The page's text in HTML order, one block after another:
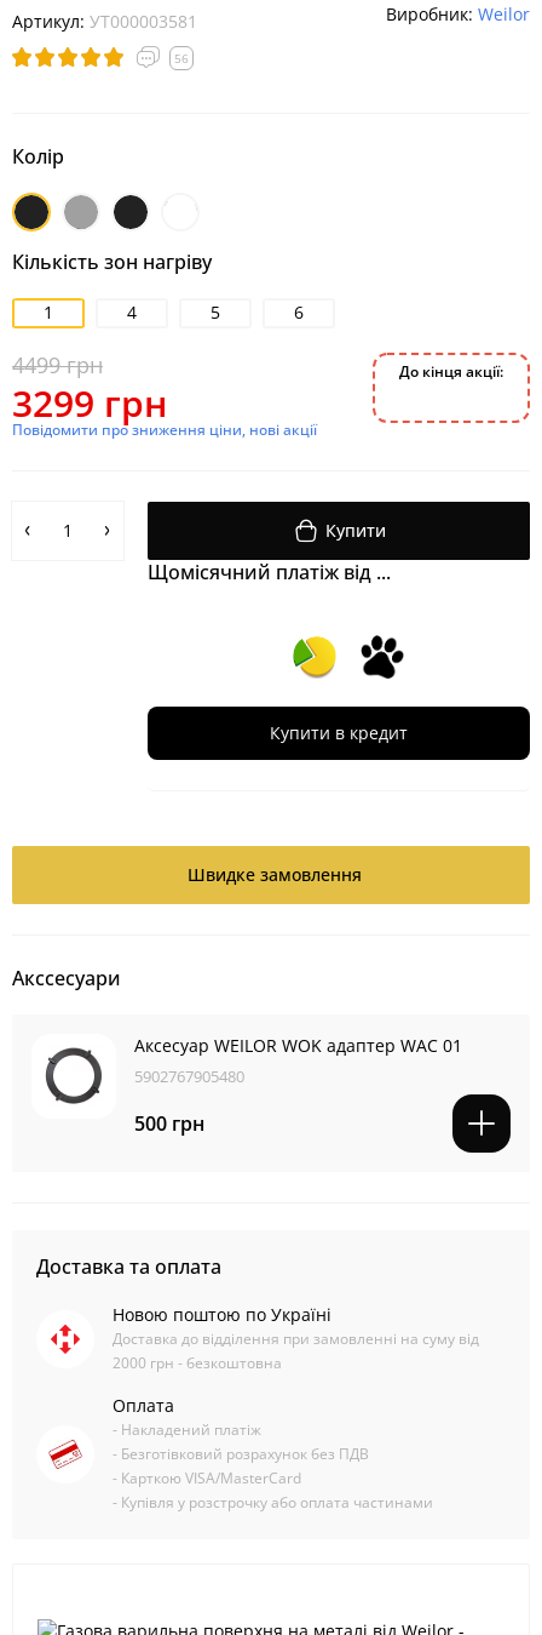
Артикул: УТ000003581
56
Виробник: Weilor
Колір
Чорний
матовий
Нержавіюча
сталь
ЧорнийБілий
Кількість зон нагріву
1 4 5 6
4499 грн
3299 грн
Повідомити про зниження ціни, нові акції
До кінця акції:
Купити
Щомісячний платіж від ...
Купити в кредит
Швидке замовлення
Акссесуари
Аксесуар WEILOR WOK адаптер WAC 01
5902767905480
500 грн
Доставка та оплата
Новою поштою по Україні
Доставка до відділення при замовленні на суму від
2000 грн - безкоштовна
Оплата
- Накладений платіж
- Безготівковий розрахунок без ПДВ
- Карткою VISA/MasterCard
- Купівля у розстрочку або оплата частинами